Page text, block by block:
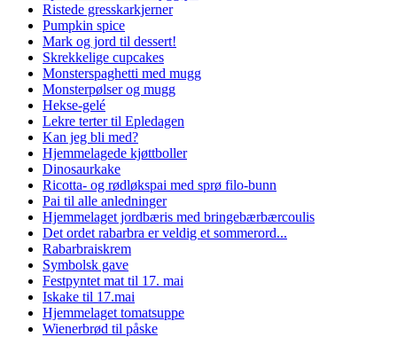
Ristede gresskarkjerner
Pumpkin spice
Mark og jord til dessert!
Skrekkelige cupcakes
Monsterspaghetti med mugg
Monsterpølser og mugg
Hekse-gelé
Lekre terter til Epledagen
Kan jeg bli med?
Hjemmelagede kjøttboller
Dinosaurkake
Ricotta- og rødløkspai med sprø filo-bunn
Pai til alle anledninger
Hjemmelaget jordbæris med bringebærbærcoulis
Det ordet rabarbra er veldig et sommerord...
Rabarbraiskrem
Symbolsk gave
Festpyntet mat til 17. mai
Iskake til 17.mai
Hjemmelaget tomatsuppe
Wienerbrød til påske